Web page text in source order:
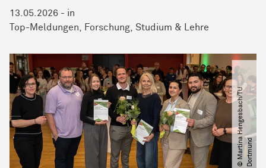
13.05.2026 - in
Top-Meldungen
Forschung Studium & Lehre
©
M
a
r
t
i
na
H
e
n
g
e
s
b
a
c
h​
/​
T
U
D
o
r
t
m
u
nd